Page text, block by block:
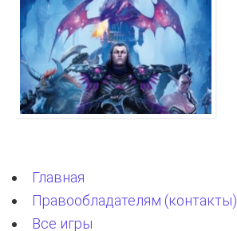
Главная
Правообладателям (контакты)
Все игры